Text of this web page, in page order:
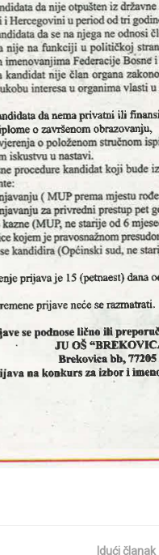
Idući članak